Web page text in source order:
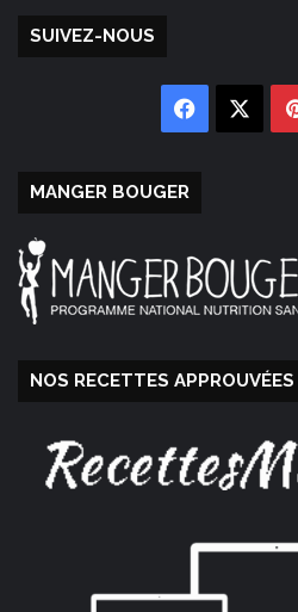
SUIVEZ-NOUS
Facebook
MANGER BOUGER
NOS RECETTES APPROUVÉES